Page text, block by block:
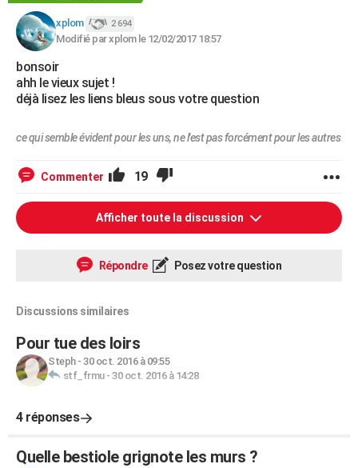
xplom 2 694
Modifié par xplom le 12/02/2017 18:57
bonsoir
ahh le vieux sujet !
déjà lisez les liens bleus sous votre question
ce qui semble évident pour les uns, ne l'est pas forcément pour les autres
Commenter 19
Afficher toute la discussion
Répondre Posez votre question
Discussions similaires
Pour tue des loirs
Steph- 30 oct. 2016 à 09:55
stf_frmu- 30 oct. 2016 à 14:28
4 réponses
Quelle bestiole grignote les murs ?